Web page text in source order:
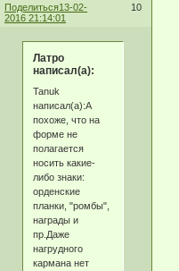
Поделиться 10
13-02-
2016 21:14:01
Латро
написал(а):
Tanuk
написал(а):А
похоже, что на
форме не
полагается
носить какие-
либо знаки:
орденские
планки, "ромбы",
награды и
пр.Даже
нагрудного
кармана нет